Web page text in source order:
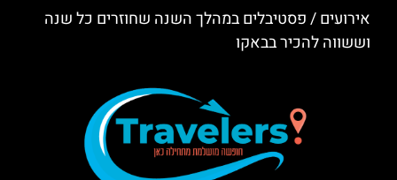
אירועים / פסטיבלים במהלך השנה שחוזרים כל שנה
וששווה להכיר בבאקו